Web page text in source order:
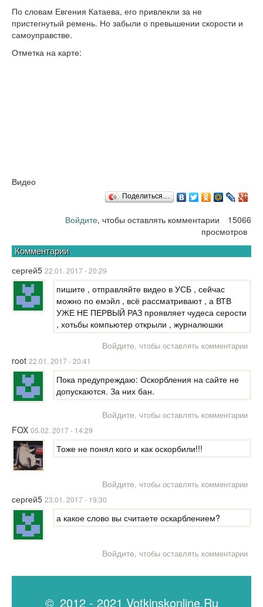
По словам Евгения Катаева, его привлекли за не
пристегнутый ремень. Но забыли о превышении скорости и
самоуправстве.
Отметка на карте:
Видео
Поделиться…
Войдите, чтобы оставлять комментарии
15066
просмотров
Комментарии
сергей5 22.01. 2017 - 20:29
пишите , отправляйте видео в УСБ , сейчас
можно по емэйл , всё рассматривают , а ВТВ
УЖЕ НЕ ПЕРВЫЙ РАЗ проявляет чудеса серости
, хотьбы компьютер открыли , журналюшки
Войдите, чтобы оставлять комментарии
root 22.01. 2017 - 20:41
Пока предупреждаю: Оскорбления на сайте не
допускаются. За них бан.
Войдите, чтобы оставлять комментарии
FOX 05.02. 2017 - 14:29
Тоже не понял кого и как оскорбили!!!
Войдите, чтобы оставлять комментарии
сергей5 23.01. 2017 - 19:30
а какое слово вы считаете оскарблением?
Войдите, чтобы оставлять комментарии
© 2012 - 2021 Votkinskonline.Ru